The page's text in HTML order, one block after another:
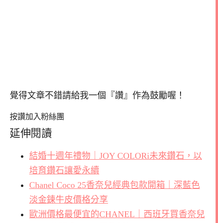
覺得文章不錯請給我一個『讚』作為鼓勵喔！
按讚加入粉絲團
延伸閱讀
結婚十週年禮物｜JOY COLORi未來鑽石，以
培育鑽石讓愛永續
Chanel Coco 25香奈兒經典包款開箱｜深藍色
淡金鍊牛皮價格分享
歐洲價格最便宜的CHANEL｜西班牙買香奈兒